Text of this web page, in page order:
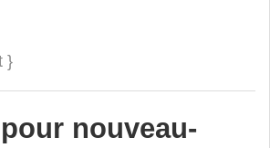
}
nouveau-